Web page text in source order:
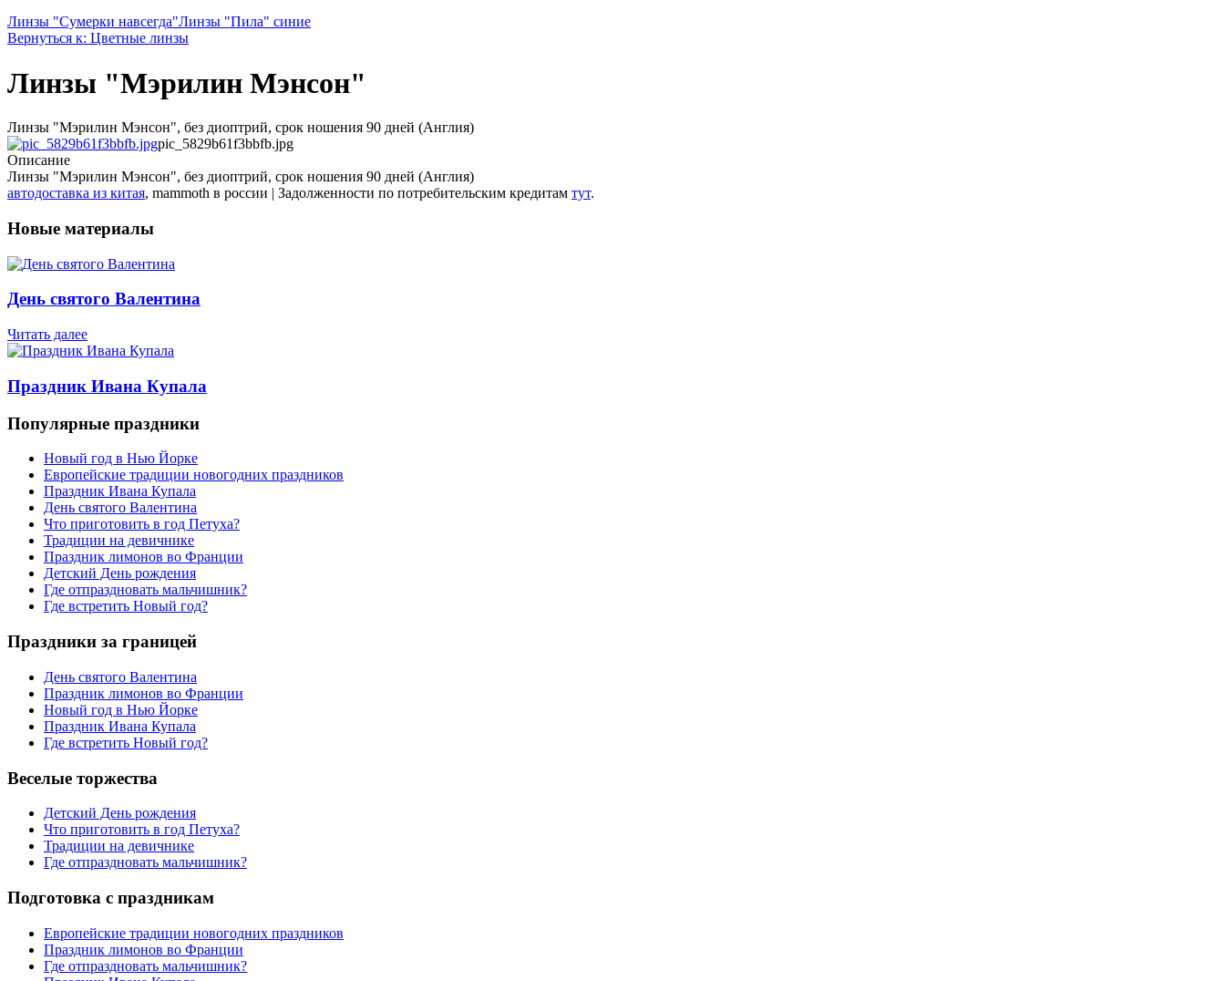
Линзы "Сумерки навсегда"Линзы "Пила" синие
Вернуться к: Цветные линзы
Линзы "Мэрилин Мэнсон"
Линзы "Мэрилин Мэнсон", без диоптрий, срок ношения 90 дней (Англия)
pic_5829b61f3bbfb.jpg
Описание
Линзы "Мэрилин Мэнсон", без диоптрий, срок ношения 90 дней (Англия)
автодоставка из китая, mammoth в россии | Задолженности по потребительским кредитам тут.
Новые материалы
День святого Валентина
Читать далее
Праздник Ивана Купала
Популярные праздники
Новый год в Нью Йорке
Европейские традиции новогодних праздников
Праздник Ивана Купала
День святого Валентина
Что приготовить в год Петуха?
Традиции на девичнике
Праздник лимонов во Франции
Детский День рождения
Где отпраздновать мальчишник?
Где встретить Новый год?
Праздники за границей
День святого Валентина
Праздник лимонов во Франции
Новый год в Нью Йорке
Праздник Ивана Купала
Где встретить Новый год?
Веселые торжества
Детский День рождения
Что приготовить в год Петуха?
Традиции на девичнике
Где отпраздновать мальчишник?
Подготовка с праздникам
Европейские традиции новогодних праздников
Праздник лимонов во Франции
Где отпраздновать мальчишник?